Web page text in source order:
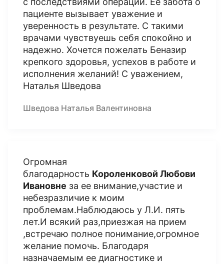
пациенте вызывает уважение и
уверенность в результате. С такими
врачами чувствуешь себя спокойно и
надежно. Хочется пожелать Беназир
крепкого здоровья, успехов в работе и
исполнения желаний! С уважением,
Наталья Шведова
Шведова Наталья Валентиновна
Огромная
благодарность Короленковой Любови
Ивановне за ее внимание,участие и
небезразличие к моим
проблемам.Наблюдаюсь у Л.И. пять
лет.И всякий раз,приезжая на прием
,встречаю полное понимание,огромное
желание помочь. Благодаря
назначаемым ее диагностике и